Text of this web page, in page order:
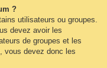
?
utilisateurs ou groupes.
devez avoir les
de groupes et les
vous devez donc les